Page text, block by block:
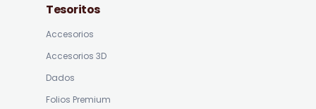
Tesoritos
Accesorios
Accesorios 3D
Dados
Folios Premium